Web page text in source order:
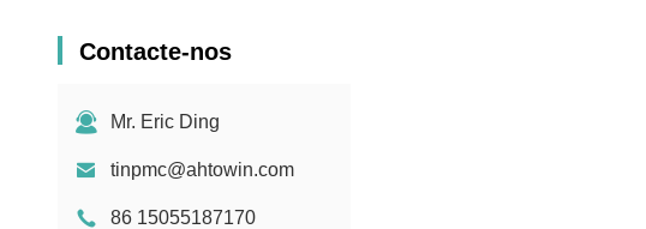
Contacte-nos
Mr. Eric Ding
tinpmc@ahtowin.com
86 15055187170